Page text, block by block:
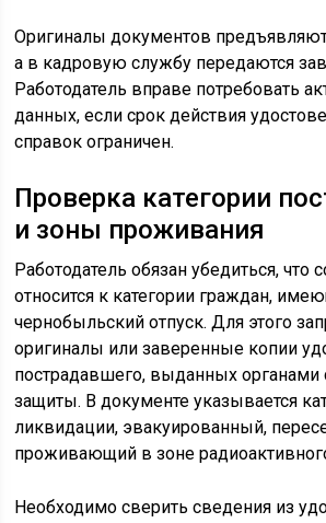
Оригиналы документов
а в кадровую службу передаются
Работодатель вправе потребовать
данных, если срок действия
справок ограничен.
Проверка категории
и зоны проживания
Работодатель обязан убедиться, что
относится к категории граждан,
чернобыльский отпуск. Для этого
оригиналы или заверенные копии
пострадавшего, выданных органами
защиты. В документе указывается
ликвидации, эвакуированный,
проживающий в зоне
Необходимо сверить сведения из